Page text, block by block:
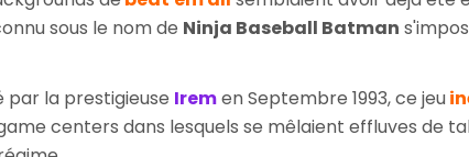
sous le nom de Ninja Baseball Batman
par la prestigieuse Iremen Septembre 1993, ce jeu
centers dans lesquels se mêlaient effluves de